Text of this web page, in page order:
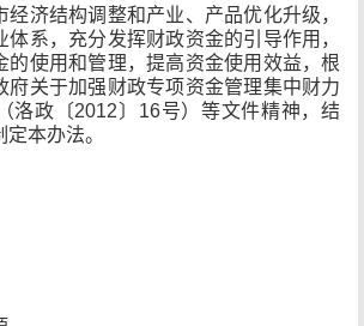
经济结构调整和产业、产品优化升级，
体系，充分发挥财政资金的引导作用，
的使用和管理，提高资金使用效益，根
府关于加强财政专项资金管理集中财力
洛政〔2012〕16号）等文件精神，结
本办法。